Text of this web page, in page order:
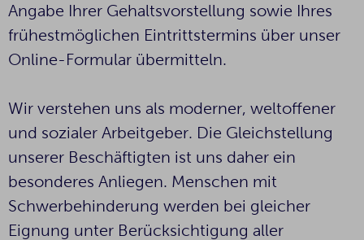
Angabe Ihrer Gehaltsvorstellung sowie Ihres
frühestmöglichen Eintrittstermins über unser
Online-Formular übermitteln.
Wir verstehen uns als moderner, weltoffener
und sozialer Arbeitgeber. Die Gleichstellung
unserer Beschäftigten ist uns daher ein
besonderes Anliegen. Menschen mit
Schwerbehinderung werden bei gleicher
Eignung unter Berücksichtigung aller